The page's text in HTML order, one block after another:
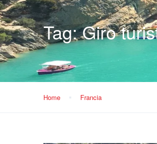
Tag:Giro
Home Francia